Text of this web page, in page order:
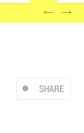
SHARE